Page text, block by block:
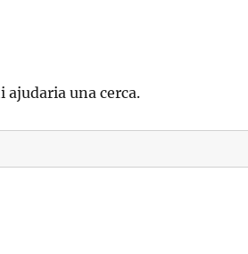
ajudaria una cerca.